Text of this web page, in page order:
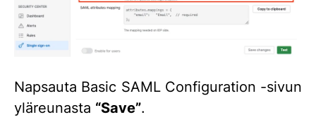
Napsauta Basic SAML Configuration -sivun
yläreunasta “Save”.